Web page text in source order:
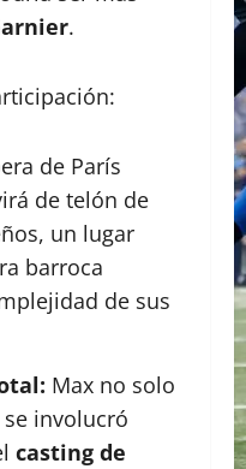
.
de París
de telón de
un lugar
barroca
de sus
Max no solo
involucró
casting de